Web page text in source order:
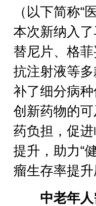
（以下简称“
本次新纳入
替尼片、格
抗注射液等
补了细分病
创新药物的
药负担，促
提升，助力“
瘤生存率提升
中老年